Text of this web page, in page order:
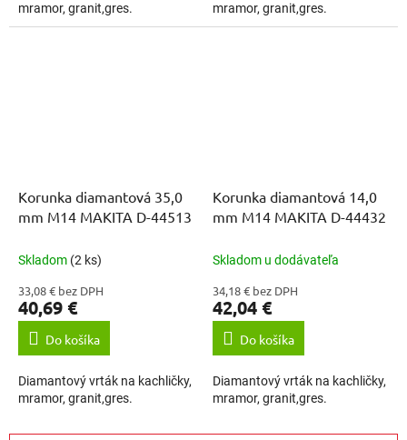
mramor, granit,gres.
mramor, granit,gres.
Korunka diamantová 35,0
mm M14 MAKITA D-44513
Skladom (2 ks)
33,08 € bez DPH
40,69 €
Do košíka
Diamantový vrták na kachličky,
mramor, granit,gres.
Korunka diamantová 14,0
mm M14 MAKITA D-44432
Skladom u dodávateľa
34,18 € bez DPH
42,04 €
Do košíka
Diamantový vrták na kachličky,
mramor, granit,gres.